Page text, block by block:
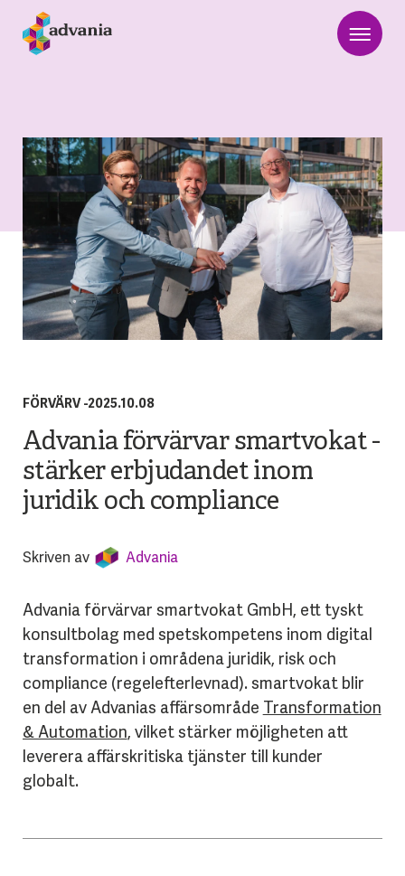
FÖRVÄRV -2025.10.08
Advania förvärvar smartvokat -
stärker erbjudandet inom
juridik och compliance
Skriven av Advania
Advania förvärvar smartvokat GmbH, ett tyskt
konsultbolag med spetskompetens inom digital
transformation i områdena juridik, risk och
compliance (regelefterlevnad). smartvokat blir
en del av Advanias affärsområde Transformation
& Automation, vilket stärker möjligheten att
leverera affärskritiska tjänster till kunder
globalt.